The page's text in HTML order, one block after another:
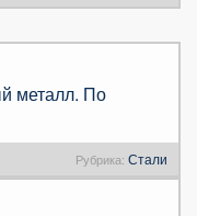
металл. По
Рубрика: Стали